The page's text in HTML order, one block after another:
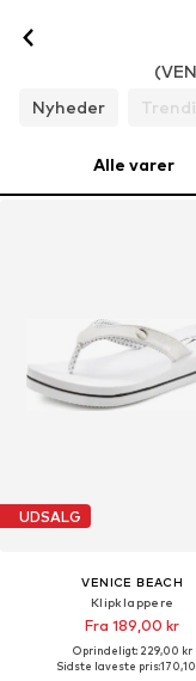
Nyheder
Alle varer
UDSALG
VENICE BEACH
Klipklappere
Fra 189,00 kr
Oprindeligt: 229,00 kr
Sidste laveste pris: